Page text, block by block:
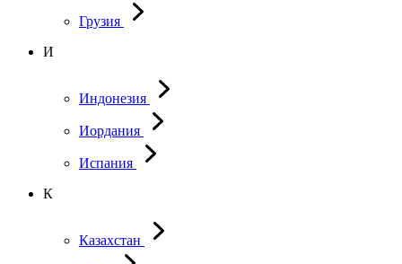
Грузия
И
Индонезия
Иордания
Испания
К
Казахстан